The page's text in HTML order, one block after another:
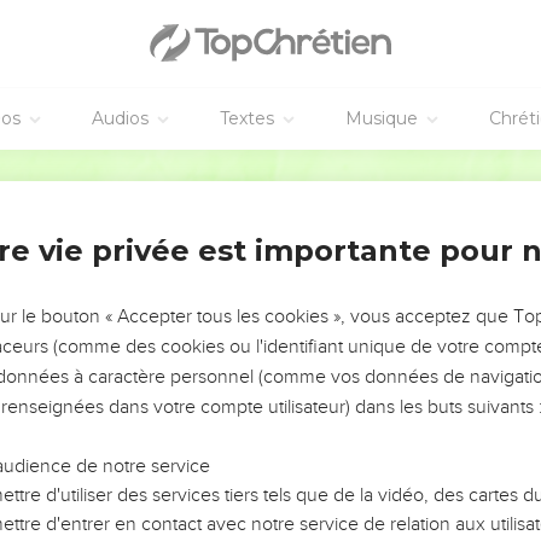
Audios Textes Musique
[son frère] reste dans la mort.
les biens de ce monde voit son frère dans le besoin et lui
pas en paroles et avec la langue, mais en actes et avec vérité.
Dieu
nous sommes de la vérité et nous rassurerons notre cœur
cœur nous condamne, Dieu est plus grand que notre cœur et
nous le recevons de lui, parce que nous gardons ses
vie privée est importante pour
le bouton « Accepter tous les cookies », vous acceptez que
(comme des cookies ou l'identifiant unique de votre
à caractère personnel (comme vos données de
dans votre compte utilisateur) dans les buts suivants :
de notre service
d'utiliser des services tiers tels que de la vidéo, des cartes
d'entrer en contact avec notre service de relation aux